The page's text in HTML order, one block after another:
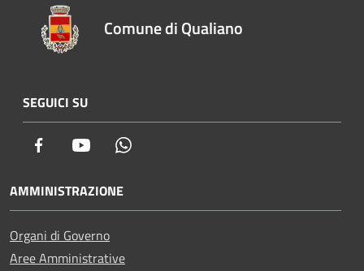
Comune di Qualiano
SEGUICI SU
Facebook Youtube
AMMINISTRAZIONE
Organi di Governo
Aree Amministrative